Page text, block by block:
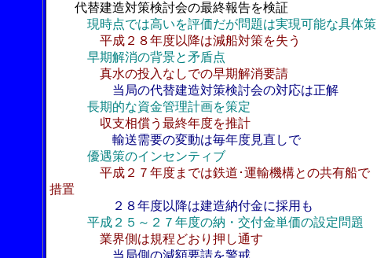
代替建造対策検討会の最終報告を検証
現時点では高いを評価だが問題は実現可能な具体策
平成２８年度以降は減船対策を失う
早期解消の背景と矛盾点
真水の投入なしでの早期解消要請
当局の代替建造対策検討会の対応は正解
長期的な資金管理計画を策定
収支相償う最終年度を推計
輸送需要の変動は毎年度見直しで
優遇策のインセンティブ
平成２７年度までは鉄道･運輸機構との共有船で
措置
２８年度以降は建造納付金に採用も
平成２５～２７年度の納・交付金単価の設定問題
業界側は規程どおり押し通す
当局側の減額要請を警戒